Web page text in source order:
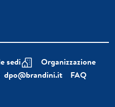
sedi
Organizzazione
dpo@brandini.it
FAQ